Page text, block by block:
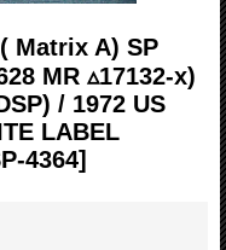
Matrix A) SP
MR ▵17132-x)
/ 1972 US
LABEL
4364]